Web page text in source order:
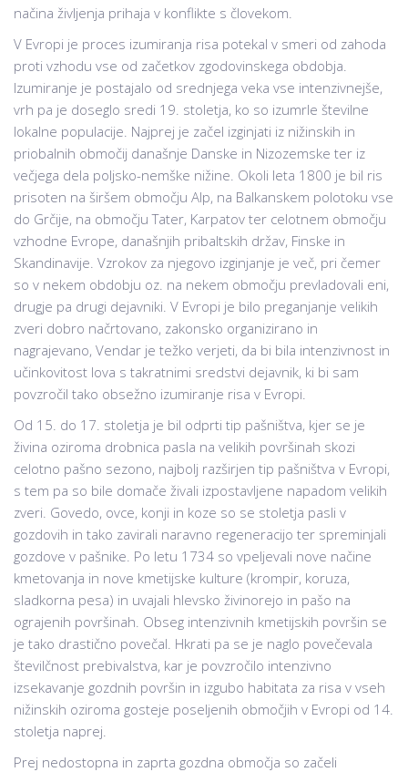
načina življenja prihaja v konflikte s človekom.
V Evropi je proces izumiranja risa potekal v smeri od zahoda
proti vzhodu vse od začetkov zgodovinskega obdobja.
Izumiranje je postajalo od srednjega veka vse intenzivnejše,
vrh pa je doseglo sredi 19. stoletja, ko so izumrle številne
lokalne populacije. Najprej je začel izginjati iz nižinskih in
priobalnih območij današnje Danske in Nizozemske ter iz
večjega dela poljsko-nemške nižine. Okoli leta 1800 je bil ris
prisoten na širšem območju Alp, na Balkanskem polotoku vse
do Grčije, na območju Tater, Karpatov ter celotnem območju
vzhodne Evrope, današnjih pribaltskih držav, Finske in
Skandinavije. Vzrokov za njegovo izginjanje je več, pri čemer
so v nekem obdobju oz. na nekem območju prevladovali eni,
drugje pa drugi dejavniki. V Evropi je bilo preganjanje velikih
zveri dobro načrtovano, zakonsko organizirano in
nagrajevano, Vendar je težko verjeti, da bi bila intenzivnost in
učinkovitost lova s takratnimi sredstvi dejavnik, ki bi sam
povzročil tako obsežno izumiranje risa v Evropi.
Od 15. do 17. stoletja je bil odprti tip pašništva, kjer se je
živina oziroma drobnica pasla na velikih površinah skozi
celotno pašno sezono, najbolj razširjen tip pašništva v Evropi,
s tem pa so bile domače živali izpostavljene napadom velikih
zveri. Govedo, ovce, konji in koze so se stoletja pasli v
gozdovih in tako zavirali naravno regeneracijo ter spreminjali
gozdove v pašnike. Po letu 1734 so vpeljevali nove načine
kmetovanja in nove kmetijske kulture (krompir, koruza,
sladkorna pesa) in uvajali hlevsko živinorejo in pašo na
ograjenih površinah. Obseg intenzivnih kmetijskih površin se
je tako drastično povečal. Hkrati pa se je naglo povečevala
številčnost prebivalstva, kar je povzročilo intenzivno
izsekavanje gozdnih površin in izgubo habitata za risa v vseh
nižinskih oziroma gosteje poseljenih območjih v Evropi od 14.
stoletja naprej.
Prej nedostopna in zaprta gozdna območja so začeli